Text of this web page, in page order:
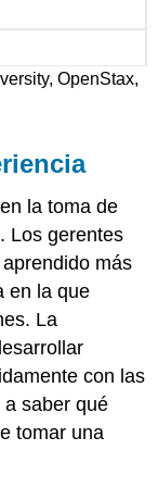
OpenStax,
la toma de
Los gerentes
más
en la que
La
con las
saber qué
tomar una